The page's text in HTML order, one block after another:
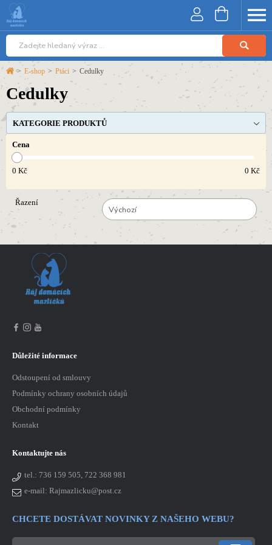
> E-shop > Ptáci > Cedulky
Cedulky
KATEGORIE PRODUKTŮ
Cena
0 Kč 0 Kč
Řazení
Výchozí
Důležité informace
Odstoupení od smlouvy
Podmínky ochrany osobních údajů
Obchodní podmínky
Kontakt
Kontaktujte nás
tel.: 736 159 505, 722 368 981
e-mail: Rajmazlicku@post.cz
CHCETE DOSTÁVAT NOVINKY Z NAŠEHO WEBU?